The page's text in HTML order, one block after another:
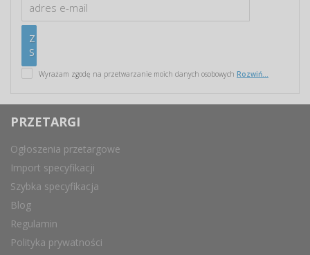
Wyrażam zgodę na przetwarzanie moich danych osobowych Rozwiń...
PRZETARGI
Ogłoszenia przetargowe
Import specyfikacji
Szybka specyfikacja
Blog
Regulamin
Polityka prywatności